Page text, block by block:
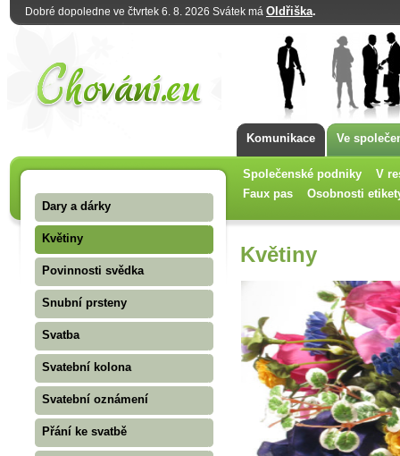
Dobré dopoledne ve čtvrtek 6. 8. 2026 Svátek má Oldřiška.
Komunikace Ve
Společenské podniky
V
Faux pas
Osobnosti
Dary a dárky
Květiny
Povinnosti svědka
Snubní prsteny
Svatba
Svatební kolona
Svatební oznámení
Přání ke svatbě
Květiny